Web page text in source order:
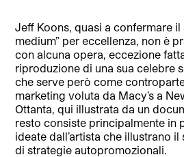
Jeff Koons, quasi a confermare il
medium” per eccellenza, non è
con alcuna opera, eccezione
riproduzione di una sua celebre
che serve però come
marketing voluta da Macy’s a
Ottanta, qui illustrata da un
resto consiste principalmente in
ideate dall’artista che illustrano
di strategie autopromozionali.